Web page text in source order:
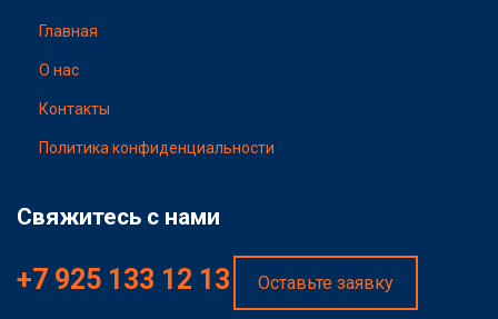
Главная
О нас
Контакты
Политика конфиденциальности
Свяжитесь с нами
+7 925 133 12 13 Оставьте заявку